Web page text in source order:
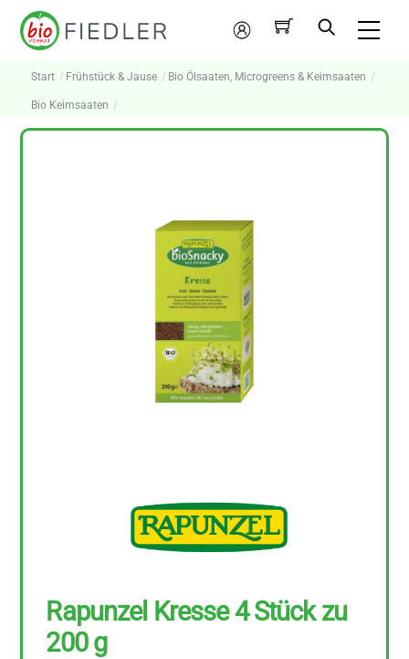
Skip
Mein
Konto
Start Frühstück & Jause Bio Ölsaaten, Microgreens & Keimsaaten
Bio Keimsaaten
Rapunzel Kresse 4 Stück zu
200 g